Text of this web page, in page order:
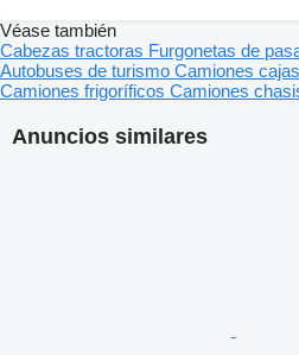
Anuncios similares
Véase también
Cabezas tractoras Furgonetas de
Autobuses de turismo Camiones
Camiones frigoríficos Camiones